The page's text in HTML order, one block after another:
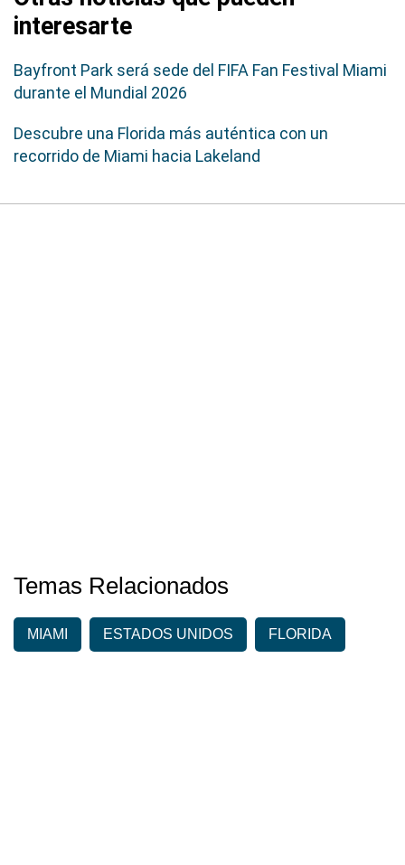
interesarte
Bayfront Park será sede del FIFA Fan Festival Miami
durante el Mundial 2026
Descubre una Florida más auténtica con un
recorrido de Miami hacia Lakeland
Temas Relacionados
MIAMI ESTADOS UNIDOS FLORIDA